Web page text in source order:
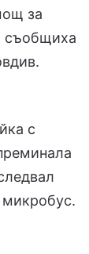
за
съобщиха
с
микробус.